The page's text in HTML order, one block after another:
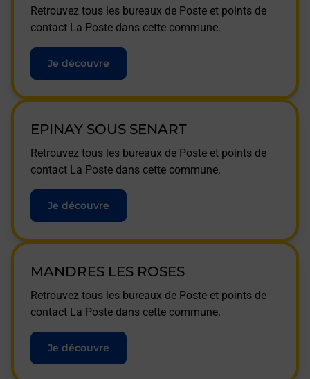
Retrouvez tous les bureaux de Poste et points de
contact La Poste dans cette commune.
Je découvre
EPINAY SOUS SENART
Retrouvez tous les bureaux de Poste et points de
contact La Poste dans cette commune.
Je découvre
MANDRES LES ROSES
Retrouvez tous les bureaux de Poste et points de
contact La Poste dans cette commune.
Je découvre